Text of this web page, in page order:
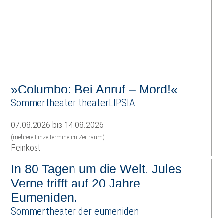
»Columbo: Bei Anruf – Mord!«
Sommertheater theaterLIPSIA
07.08.2026 bis 14.08.2026
(mehrere Einzeltermine im Zeitraum)
Feinkost
In 80 Tagen um die Welt. Jules
Verne trifft auf 20 Jahre
Eumeniden.
Sommertheater der eumeniden